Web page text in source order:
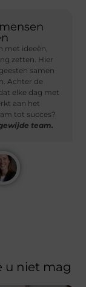
met ideeën,
zetten. Hier
samen
Achter de
elke dag met
aan het
tot succes?
team.
u niet mag